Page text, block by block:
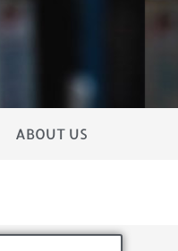
ABOUT US